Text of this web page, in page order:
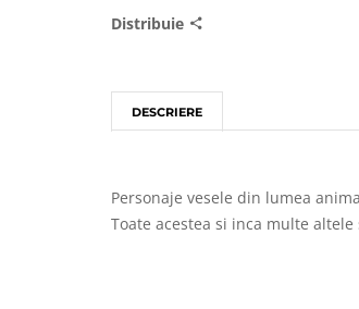
Distribuie
DESCRIERE
Personaje vesele din lumea
Toate acestea si inca multe